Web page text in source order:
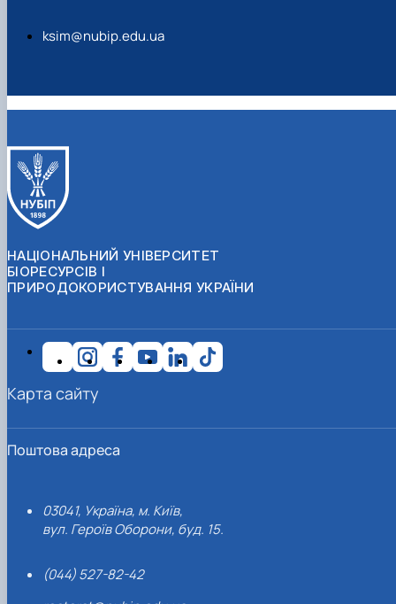
ksim@nubip.edu.ua
НАЦІОНАЛЬНИЙ УНІВЕРСИТЕТ
БІОРЕСУРСІВ І
ПРИРОДОКОРИСТУВАННЯ УКРАЇНИ
Поштова адреса
03041, Україна, м. Київ,
вул. Героїв Оборони, буд. 15.
(044) 527-82-42
Карта сайту